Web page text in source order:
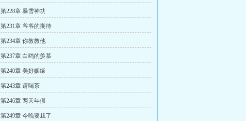
第228章 暴雪神功
第231章 爷爷的期待
第234章 你教教他
第237章 白鸥的羡慕
第240章 美好姻缘
第243章 请喝茶
第246章 两天年假
第249章 今晚要栽了